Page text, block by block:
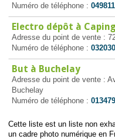
Numéro de téléphone :
Electro dépôt à
Adresse du point de vente :
Numéro de téléphone :
But à Buchelay
Adresse du point de vente :
Buchelay
Numéro de téléphone :
Cette liste est un liste non
un cadre photo numérique en